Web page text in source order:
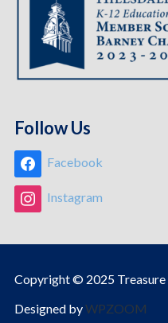
Follow Us
Facebook
Instagram
Copyright © 2025 Treasure
Designed byWPZOOM